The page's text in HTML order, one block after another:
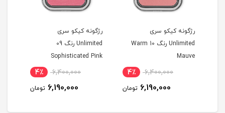
رژگونه کیکو سری
Unlimited رنگ 10 Warm
Mauve
6,400,000 4٪
6,190,000 تومان
رژگونه کیکو سری
Unlimited رنگ 09
Sophisticated Pink
6,400,000 4٪
6,190,000 تومان